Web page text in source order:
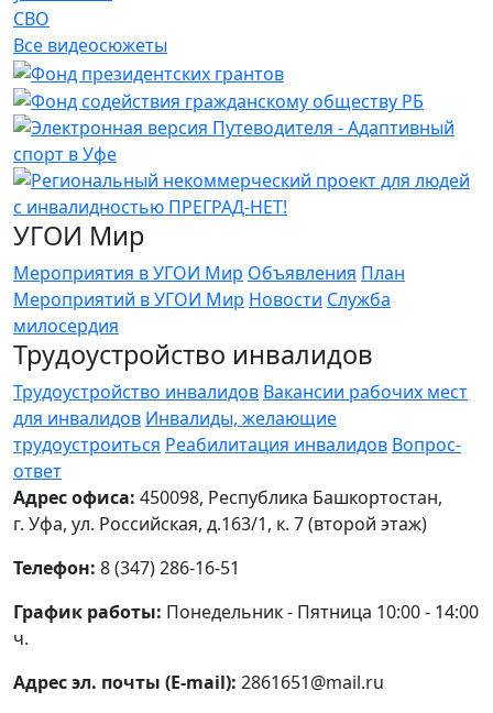
СВО
Все видеосюжеты
УГОИ Мир
Мероприятия в УГОИ Мир Объявления План
Мероприятий в УГОИ Мир Новости Служба
милосердия
Трудоустройство инвалидов
Трудоустройство инвалидов Вакансии рабочих мест
для инвалидов Инвалиды, желающие
трудоустроиться Реабилитация инвалидов Вопрос-
ответ
Адрес офиса: 450098, Республика Башкортостан,
г. Уфа, ул. Российская, д.163/1, к. 7 (второй этаж)
Телефон: 8 (347) 286-16-51
График работы: Понедельник - Пятница 10:00 - 14:00
ч.
Адрес эл. почты (E-mail): 2861651@mail.ru